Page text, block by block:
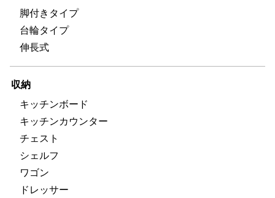
脚付きタイプ
台輪タイプ
伸長式
収納
キッチンボード
キッチンカウンター
チェスト
シェルフ
ワゴン
ドレッサー